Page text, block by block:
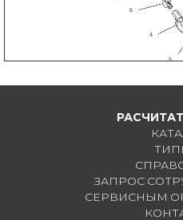
4
5
6
ЗАПРОС
СЕРВИСНЫМ